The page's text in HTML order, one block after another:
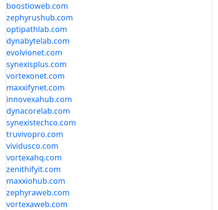
boostioweb.com
zephyrushub.com
optipathlab.com
dynabytelab.com
evolvionet.com
synexisplus.com
vortexonet.com
maxxifynet.com
innovexahub.com
dynacorelab.com
synexistechco.com
truvivopro.com
vividusco.com
vortexahq.com
zenithifyit.com
maxxiohub.com
zephyraweb.com
vortexaweb.com